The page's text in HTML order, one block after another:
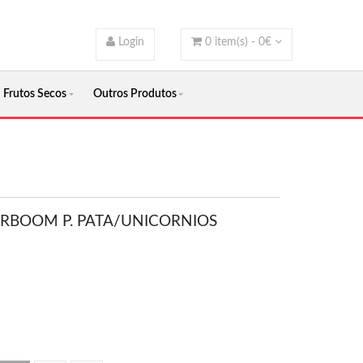
0 item(s) - 0€
Login
Frutos Secos Outros Produtos
P. PATA/UNICORNIOS